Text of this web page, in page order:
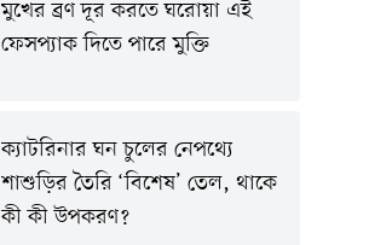
মুখের ব্রণ দূর করতে ঘরোয়া এই
ফেসপ্যাক দিতে পারে মুক্তি
ক্যাটরিনার ঘন চুলের নেপথ্যে
শাশুড়ির তৈরি ‘বিশেষ’ তেল, থাকে
কী কী উপকরণ?